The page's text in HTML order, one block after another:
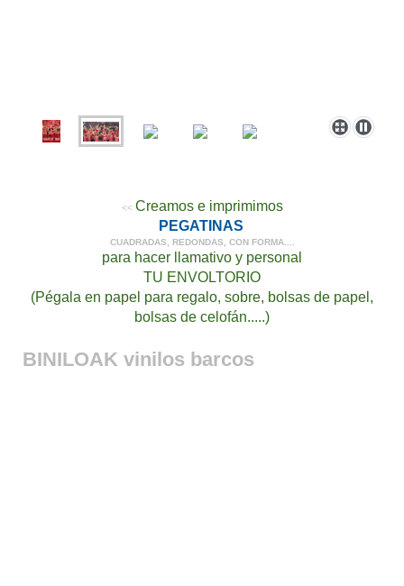
<< Creamos e imprimimos
PEGATINAS
CUADRADAS, REDONDAS, CON FORMA....
para hacer llamativo y personal
TU ENVOLTORIO
(Pégala en papel para regalo, sobre, bolsas de papel,
bolsas de celofán.....)
BINILOAK vinilos barcos